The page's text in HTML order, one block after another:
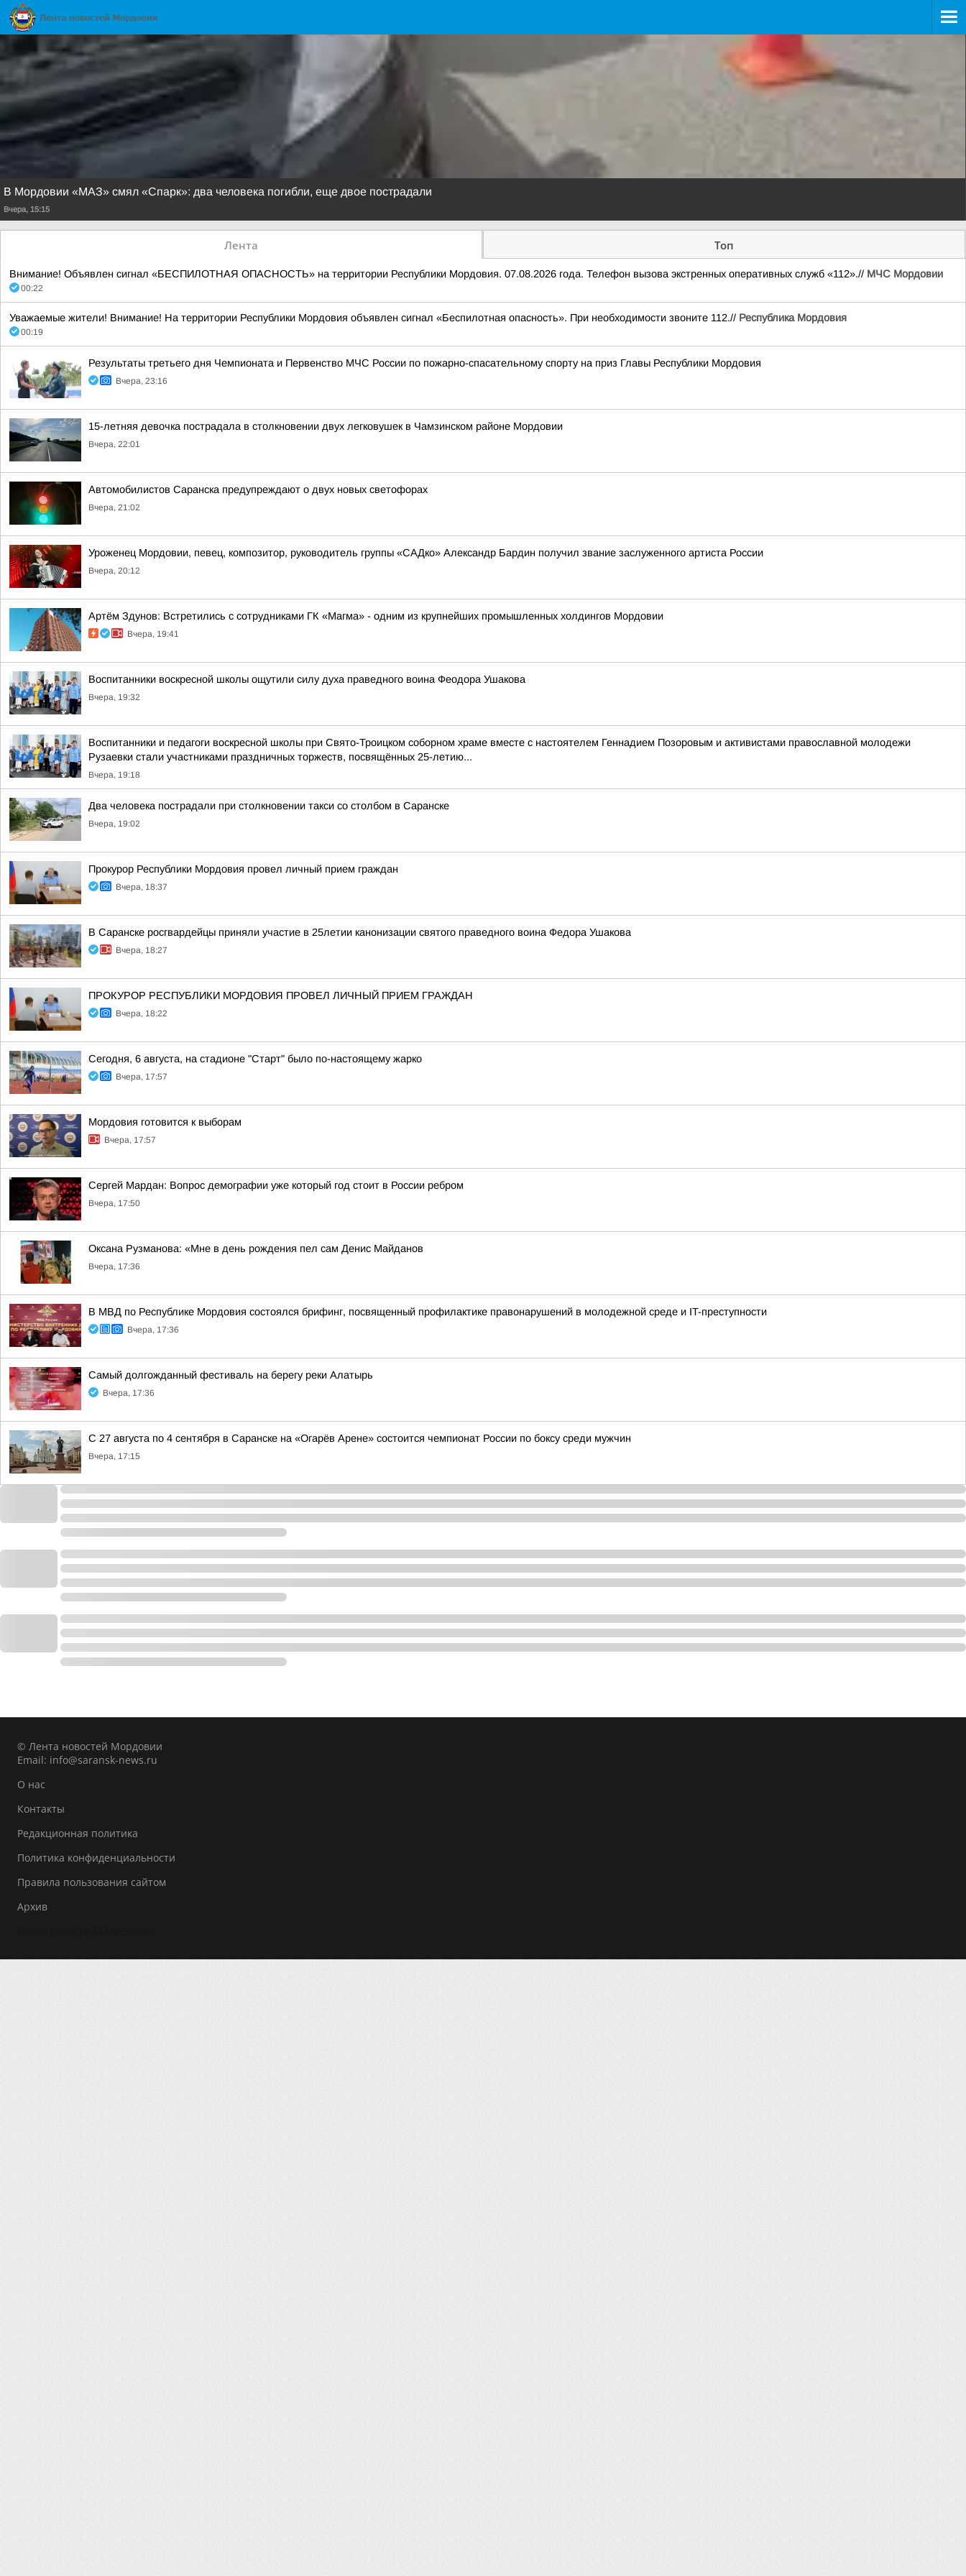
В Мордовии «МАЗ» смял «Спарк»: два человека погибли, еще двое пострадали
Вчера, 15:15
Лента Топ
Внимание! Объявлен сигнал «БЕСПИЛОТНАЯ ОПАСНОСТЬ» на территории Республики Мордовия. 07.08.2026 года. Телефон вызова экстренных оперативных служб «112».// МЧС Мордовии
00:22
Уважаемые жители! Внимание! На территории Республики Мордовия объявлен сигнал «Беспилотная опасность». При необходимости звоните 112.// Республика Мордовия
00:19
Результаты третьего дня Чемпионата и Первенство МЧС России по пожарно-спасательному спорту на приз Главы Республики Мордовия
Вчера, 23:16
15-летняя девочка пострадала в столкновении двух легковушек в Чамзинском районе Мордовии
Вчера, 22:01
Автомобилистов Саранска предупреждают о двух новых светофорах
Вчера, 21:02
Уроженец Мордовии, певец, композитор, руководитель группы «САДко» Александр Бардин получил звание заслуженного артиста России
Вчера, 20:12
Артём Здунов: Встретились с сотрудниками ГК «Магма» - одним из крупнейших промышленных холдингов Мордовии
Вчера, 19:41
Воспитанники воскресной школы ощутили силу духа праведного воина Феодора Ушакова
Вчера, 19:32
Воспитанники и педагоги воскресной школы при Свято-Троицком соборном храме вместе с настоятелем Геннадием Позоровым и активистами православной молодежи
Рузаевки стали участниками праздничных торжеств, посвящённых 25-летию...
Вчера, 19:18
Два человека пострадали при столкновении такси со столбом в Саранске
Вчера, 19:02
Прокурор Республики Мордовия провел личный прием граждан
Вчера, 18:37
В Саранске росгвардейцы приняли участие в 25летии канонизации святого праведного воина Федора Ушакова
Вчера, 18:27
ПРОКУРОР РЕСПУБЛИКИ МОРДОВИЯ ПРОВЕЛ ЛИЧНЫЙ ПРИЕМ ГРАЖДАН
Вчера, 18:22
Сегодня, 6 августа, на стадионе "Старт" было по-настоящему жарко
Вчера, 17:57
Мордовия готовится к выборам
Вчера, 17:57
Сергей Мардан: Вопрос демографии уже который год стоит в России ребром
Вчера, 17:50
Оксана Рузманова: «Мне в день рождения пел сам Денис Майданов
Вчера, 17:36
В МВД по Республике Мордовия состоялся брифинг, посвященный профилактике правонарушений в молодежной среде и IT-преступности
Вчера, 17:36
Самый долгожданный фестиваль на берегу реки Алатырь
Вчера, 17:36
С 27 августа по 4 сентября в Саранске на «Огарёв Арене» состоится чемпионат России по боксу среди мужчин
Вчера, 17:15
© Лента новостей Мордовии
Email: info@saransk-news.ru
О нас
Контакты
Редакционная политика
Политика конфиденциальности
Правила пользования сайтом
Архив